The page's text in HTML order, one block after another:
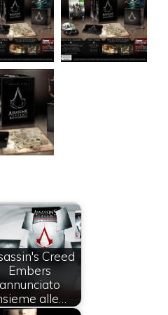
Creed
Embers
annunciato
alle…